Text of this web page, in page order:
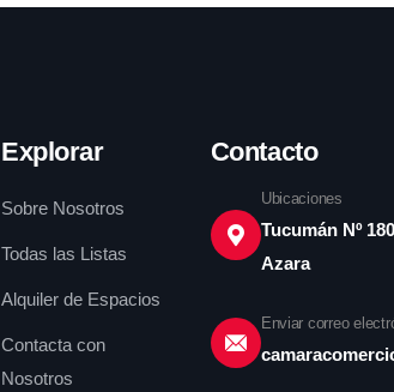
Explorar
Sobre Nosotros
Todas las Listas
Alquiler de Espacios
Contacta con
Nosotros
Contacto
Ubicaciones
Tucumán Nº
Azara
Enviar correo